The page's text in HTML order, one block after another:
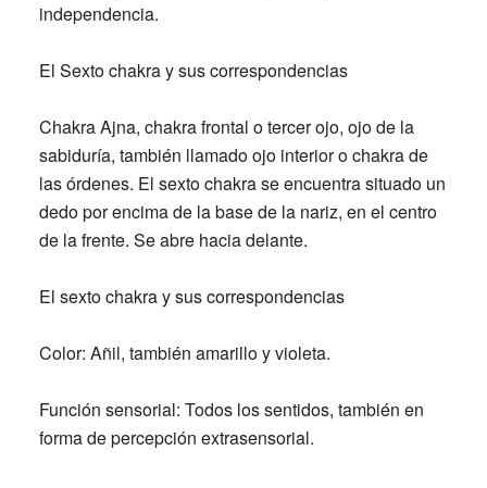
independencia.
El Sexto chakra y sus correspondencias
Chakra Ajna, chakra frontal o tercer ojo, ojo de la
sabiduría, también llamado ojo interior o chakra de
las órdenes. El sexto chakra se encuentra situado un
dedo por encima de la base de la nariz, en el centro
de la frente. Se abre hacia delante.
El sexto chakra y sus correspondencias
Color: Añil, también amarillo y violeta.
Función sensorial: Todos los sentidos, también en
forma de percepción extrasensorial.